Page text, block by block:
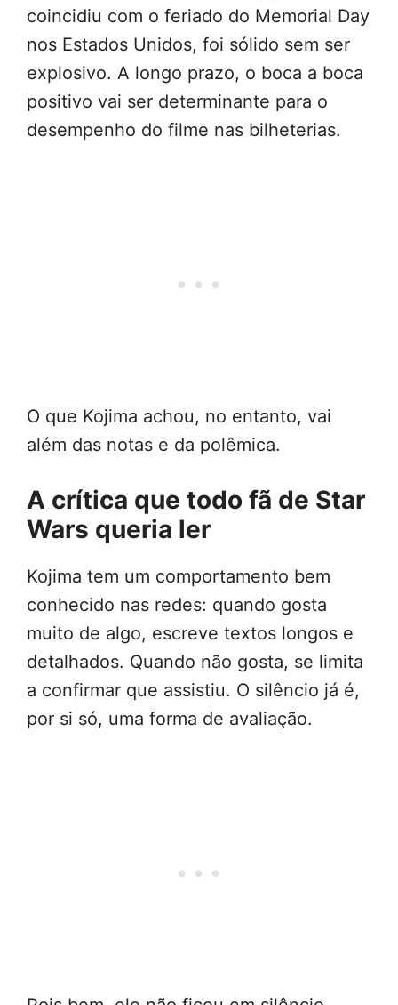
coincidiu com o feriado do Memorial Day
nos Estados Unidos, foi sólido sem ser
explosivo. A longo prazo, o boca a boca
positivo vai ser determinante para o
desempenho do filme nas bilheterias.
O que Kojima achou, no entanto, vai
além das notas e da polêmica.
A crítica que todo fã de Star
Wars queria ler
Kojima tem um comportamento bem
conhecido nas redes: quando gosta
muito de algo, escreve textos longos e
detalhados. Quando não gosta, se limita
a confirmar que assistiu. O silêncio já é,
por si só, uma forma de avaliação.